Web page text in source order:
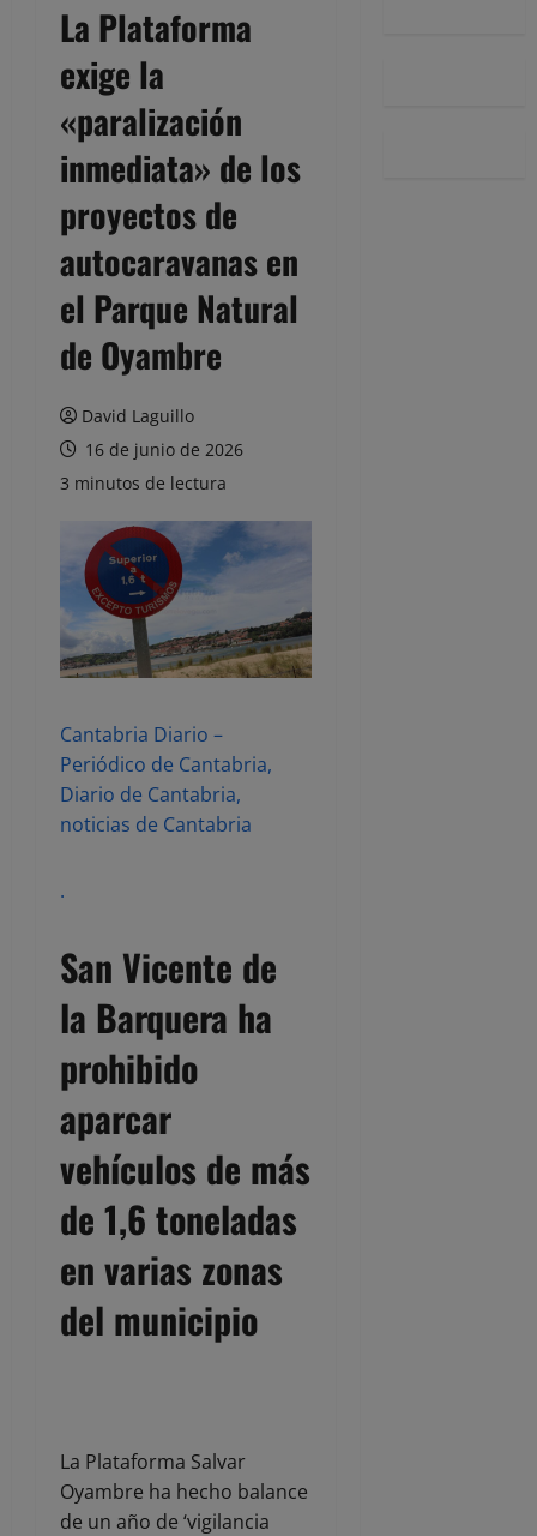
La Plataforma
exige la
«paralización
inmediata» de los
proyectos de
autocaravanas en
el Parque Natural
de Oyambre
David Laguillo
16 de junio de 2026
3 minutos de lectura
Cantabria Diario –
Periódico de Cantabria,
Diario de Cantabria,
noticias de Cantabria
.
San Vicente de
la Barquera ha
prohibido
aparcar
vehículos de más
de 1,6 toneladas
en varias zonas
del municipio
La Plataforma Salvar
Oyambre ha hecho balance
de un año de ‘vigilancia